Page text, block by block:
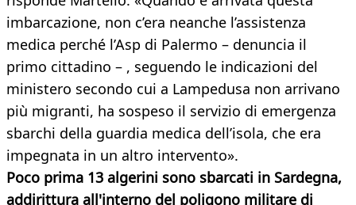
imbarcazione, non c’era neanche l’assistenza
medica perché l’Asp di Palermo – denuncia il
primo cittadino – , seguendo le indicazioni del
ministero secondo cui a Lampedusa non arrivano
più migranti, ha sospeso il servizio di emergenza
sbarchi della guardia medica dell’isola, che era
impegnata in un altro intervento».
Poco prima 13 algerini sono sbarcati in Sardegna,
addirittura all'interno del poligono militare di